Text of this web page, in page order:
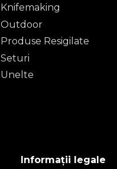
Knifemaking
Outdoor
Produse Resigilate
Seturi
Unelte
Informații legale